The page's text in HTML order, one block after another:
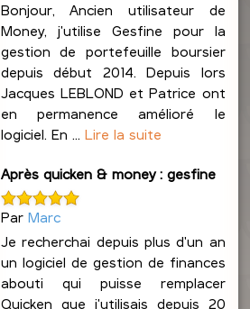
Bonjour, Ancien utilisateur de
Money, j'utilise Gesfine pour la
gestion de portefeuille boursier
depuis début 2014. Depuis lors
Jacques LEBLOND et Patrice ont
en permanence amélioré le
logiciel. En ... Lire la suite
Après quicken & money : gesfine
Par Marc
Je recherchai depuis plus d'un an
un logiciel de gestion de finances
abouti qui puisse remplacer
Quicken que j'utilisais depuis 20